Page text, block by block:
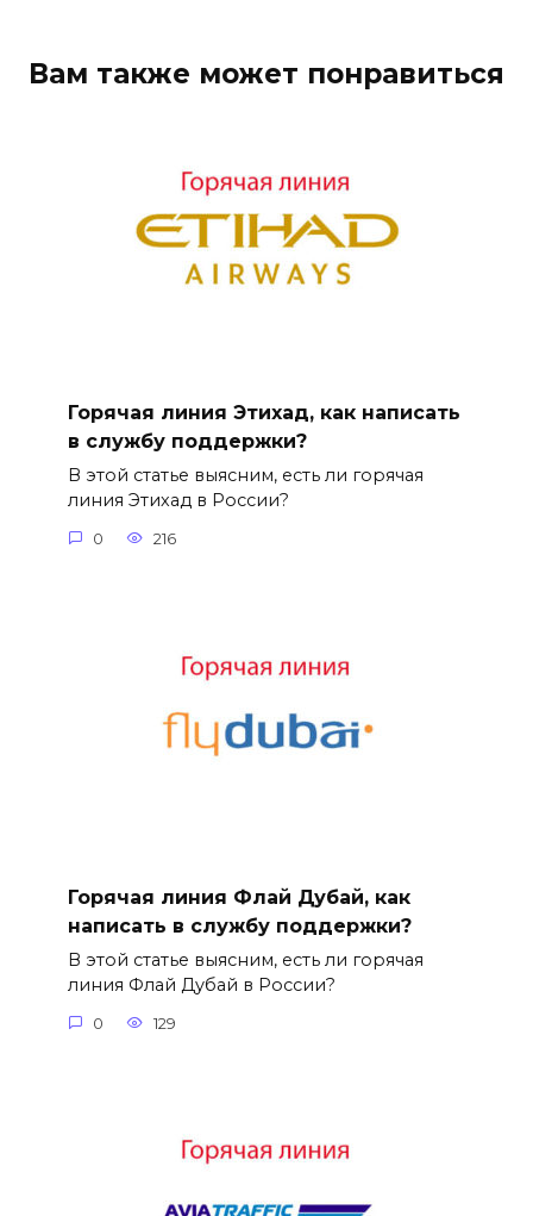
Вам также может понравиться
Горячая линия Этихад, как написать
в службу поддержки?
В этой статье выясним, есть ли горячая
линия Этихад в России?
0 216
Горячая линия Флай Дубай, как
написать в службу поддержки?
В этой статье выясним, есть ли горячая
линия Флай Дубай в России?
0 129